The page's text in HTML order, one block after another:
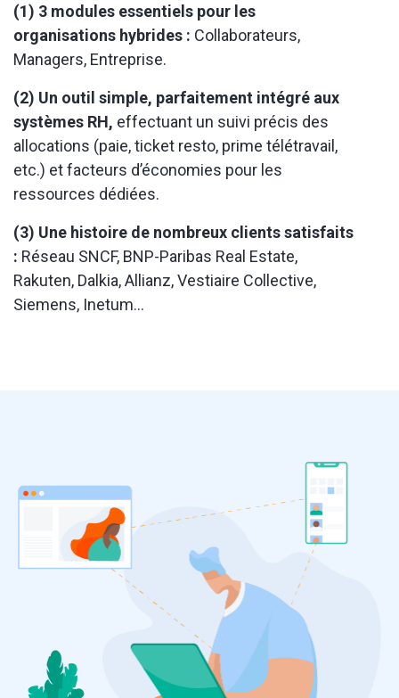
(1) 3 modules essentiels pour les
organisations hybrides : Collaborateurs,
Managers, Entreprise.
(2) Un outil simple, parfaitement intégré aux
systèmes RH, effectuant un suivi précis des
allocations (paie, ticket resto, prime télétravail,
etc.) et facteurs d’économies pour les
ressources dédiées.
(3) Une histoire de nombreux clients satisfaits
: Réseau SNCF, BNP-Paribas Real Estate,
Rakuten, Dalkia, Allianz, Vestiaire Collective,
Siemens, Inetum...